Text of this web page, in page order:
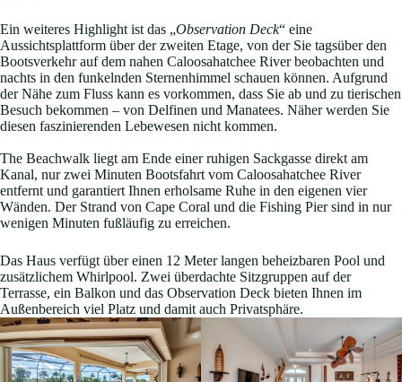
Ein weiteres Highlight ist das „Observation Deck“ eine
Aussichtsplattform über der zweiten Etage, von der Sie tagsüber den
Bootsverkehr auf dem nahen Caloosahatchee River beobachten und
nachts in den funkelnden Sternenhimmel schauen können. Aufgrund
der Nähe zum Fluss kann es vorkommen, dass Sie ab und zu tierischen
Besuch bekommen – von Delfinen und Manatees. Näher werden Sie
diesen faszinierenden Lebewesen nicht kommen.
The Beachwalk liegt am Ende einer ruhigen Sackgasse direkt am
Kanal, nur zwei Minuten Bootsfahrt vom Caloosahatchee River
entfernt und garantiert Ihnen erholsame Ruhe in den eigenen vier
Wänden. Der Strand von Cape Coral und die Fishing Pier sind in nur
wenigen Minuten fußläufig zu erreichen.
Das Haus verfügt über einen 12 Meter langen beheizbaren Pool und
zusätzlichem Whirlpool. Zwei überdachte Sitzgruppen auf der
Terrasse, ein Balkon und das Observation Deck bieten Ihnen im
Außenbereich viel Platz und damit auch Privatsphäre.